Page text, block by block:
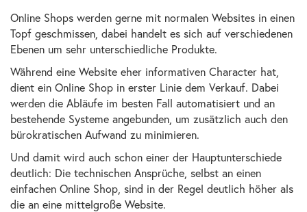
Online Shops werden gerne mit normalen Websites in einen
Topf geschmissen, dabei handelt es sich auf verschiedenen
Ebenen um sehr unterschiedliche Produkte.
Während eine Website eher informativen Character hat,
dient ein Online Shop in erster Linie dem Verkauf. Dabei
werden die Abläufe im besten Fall automatisiert und an
bestehende Systeme angebunden, um zusätzlich auch den
bürokratischen Aufwand zu minimieren.
Und damit wird auch schon einer der Hauptunterschiede
deutlich: Die technischen Ansprüche, selbst an einen
einfachen Online Shop, sind in der Regel deutlich höher als
die an eine mittelgroße Website.